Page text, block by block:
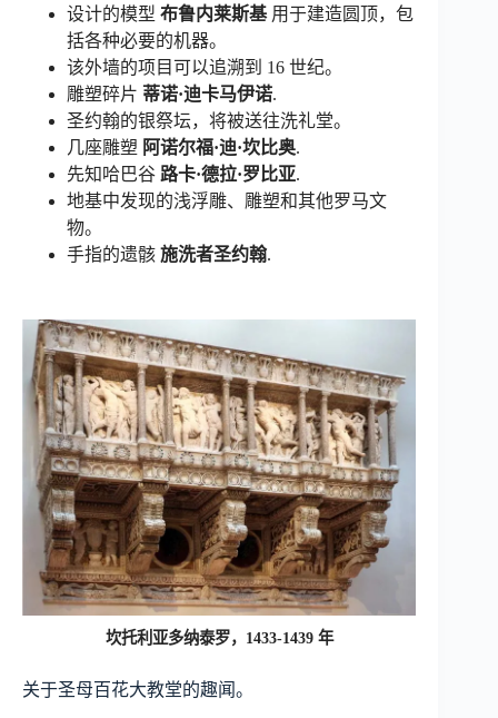
设计的模型 布鲁内莱斯基用于建造圆顶，包
括各种必要的机器。
该外墙的项目可以追溯到 16 世纪。
雕塑碎片 蒂诺·迪卡马伊诺.
圣约翰的银祭坛，将被送往洗礼堂。
几座雕塑 阿诺尔福·迪·坎比奥.
先知哈巴谷 路卡·德拉·罗比亚.
地基中发现的浅浮雕、雕塑和其他罗马文
物。
手指的遗骸 施洗者圣约翰.
坎托利亚多纳泰罗，1433-1439 年
关于圣母百花大教堂的趣闻。